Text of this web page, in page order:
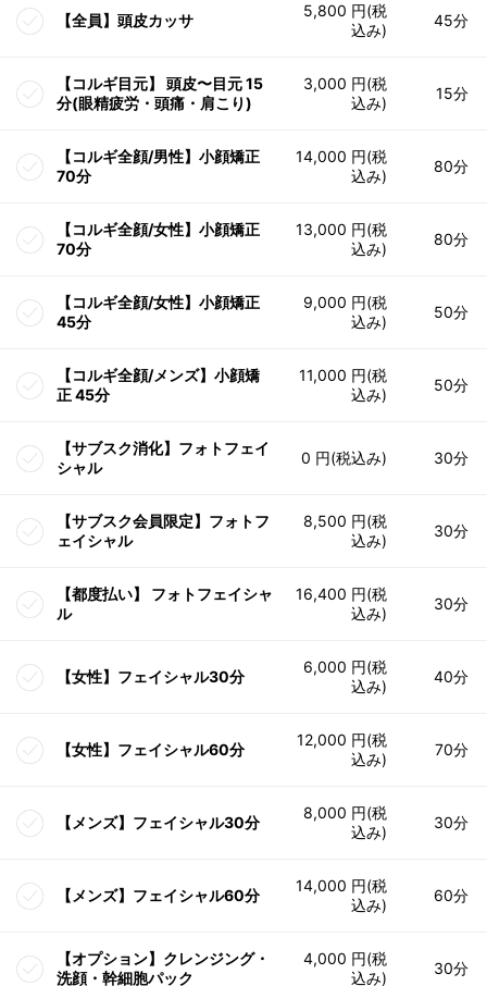
【全員】頭皮カッサ
5,800 円(税
込み)
45分
【コルギ目元】 頭皮〜目元 15
分(眼精疲労・頭痛・肩こり)
3,000 円(税
込み)
15分
【コルギ全顔/男性】小顔矯正
70分
14,000 円(税
込み)
80分
【コルギ全顔/女性】小顔矯正
70分
13,000 円(税
込み)
80分
【コルギ全顔/女性】小顔矯正
45分
9,000 円(税
込み)
50分
【コルギ全顔/メンズ】小顔矯
正 45分
11,000 円(税
込み)
50分
【サブスク消化】フォトフェイ
シャル
0 円(税込み) 30分
【サブスク会員限定】フォトフ
ェイシャル
8,500 円(税
込み)
30分
【都度払い】 フォトフェイシャ
ル
16,400 円(税
込み)
30分
【女性】フェイシャル30分
6,000 円(税
込み)
40分
【女性】フェイシャル60分
12,000 円(税
込み)
70分
【メンズ】フェイシャル30分
8,000 円(税
込み)
30分
【メンズ】フェイシャル60分
14,000 円(税
込み)
60分
【オプション】クレンジング・
洗顔・幹細胞パック
4,000 円(税
込み)
30分